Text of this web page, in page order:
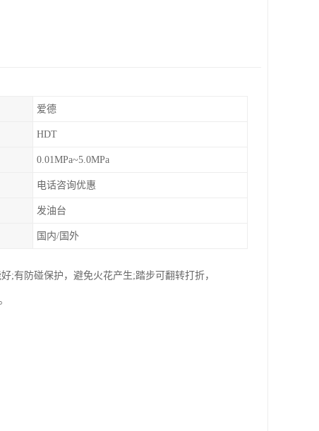
爱德
HDT
0.01MPa~5.0MPa
电话咨询优惠
发油台
国内/国外
;有防碰保护，避免火花产生;踏步可翻转打折，